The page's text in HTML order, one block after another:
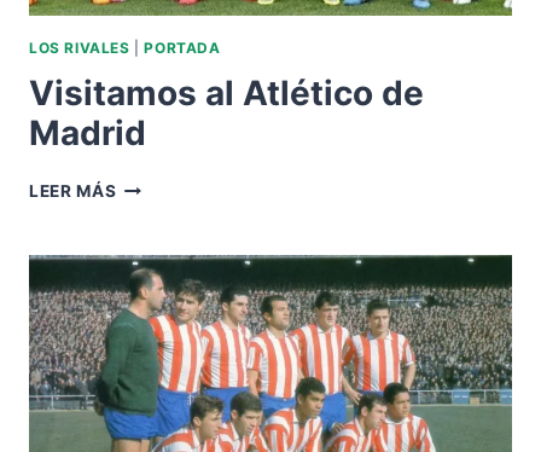
LOS RIVALES |PORTADA
Visitamos al Atlético de
Madrid
LEER MÁS VISITAMOS
DE
MADRID